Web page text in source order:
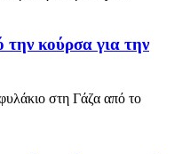
κούρσα για την